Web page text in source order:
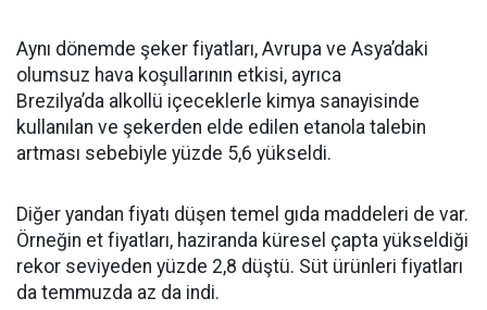
Aynı dönemde şeker fiyatları, Avrupa ve Asya’daki
olumsuz hava koşullarının etkisi, ayrıca
Brezilya’da alkollü içeceklerle kimya sanayisinde
kullanılan ve şekerden elde edilen etanola talebin
artması sebebiyle yüzde 5,6 yükseldi.
Diğer yandan fiyatı düşen temel gıda maddeleri de var.
Örneğin et fiyatları, haziranda küresel çapta yükseldiği
rekor seviyeden yüzde 2,8 düştü. Süt ürünleri fiyatları
da temmuzda az da indi.